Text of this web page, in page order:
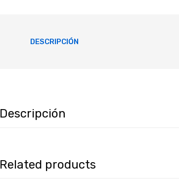
DESCRIPCIÓN
Descripción
Related products